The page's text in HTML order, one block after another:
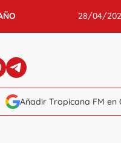
28/04/
Whatsapp
en Telegram
Añadir Tropicana FM en